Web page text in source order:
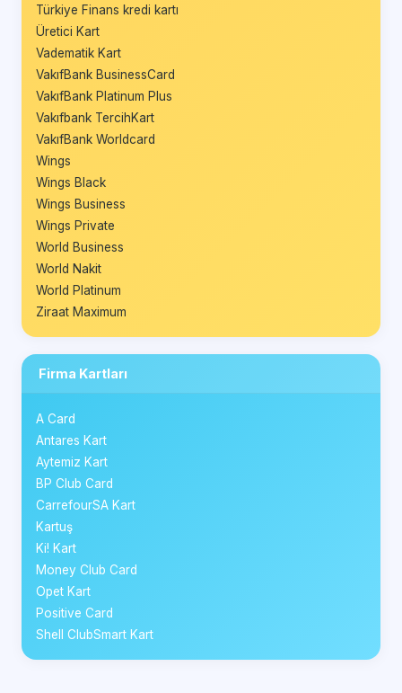
Türkiye Finans kredi kartı
Üretici Kart
Vadematik Kart
VakıfBank BusinessCard
VakıfBank Platinum Plus
Vakıfbank TercihKart
VakıfBank Worldcard
Wings
Wings Black
Wings Business
Wings Private
World Business
World Nakit
World Platinum
Ziraat Maximum
Firma Kartları
A Card
Antares Kart
Aytemiz Kart
BP Club Card
CarrefourSA Kart
Kartuş
Ki! Kart
Money Club Card
Opet Kart
Positive Card
Shell ClubSmart Kart